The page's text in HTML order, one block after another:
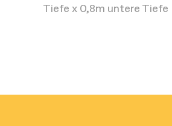
Tiefe x 0,8m untere Tiefe